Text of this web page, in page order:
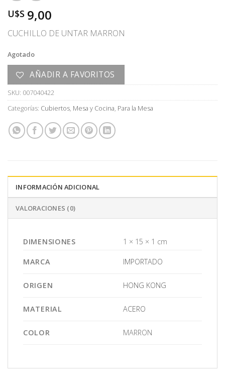
U$S 9,00
CUCHILLO DE UNTAR MARRON
Agotado
AÑADIR A FAVORITOS
SKU: 007040422
Categorías: Cubiertos, Mesa y Cocina, Para la Mesa
INFORMACIÓN ADICIONAL
VALORACIONES (0)
DIMENSIONES 1 × 15 × 1 cm
MARCA IMPORTADO
ORIGEN HONG KONG
MATERIAL ACERO
COLOR MARRON